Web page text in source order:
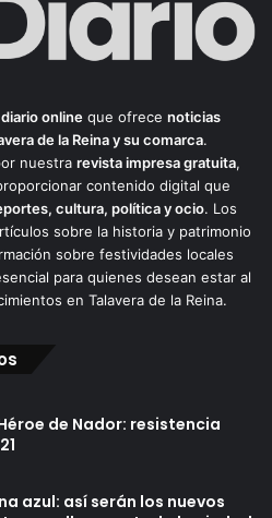
diario online que ofrece noticias
de la Reina y su comarca.
nuestra revista impresa gratuita,
contenido digital que
cultura, política y ocio. Los
sobre la historia y patrimonio
sobre festividades locales
para quienes desean estar al
en Talavera de la Reina.
de Nador: resistencia
azul: así serán los nuevos